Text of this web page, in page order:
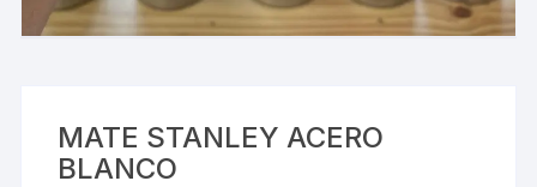
MATE STANLEY ACERO
BLANCO